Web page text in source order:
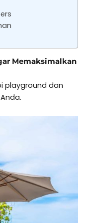
Memaksimalkan
playground dan